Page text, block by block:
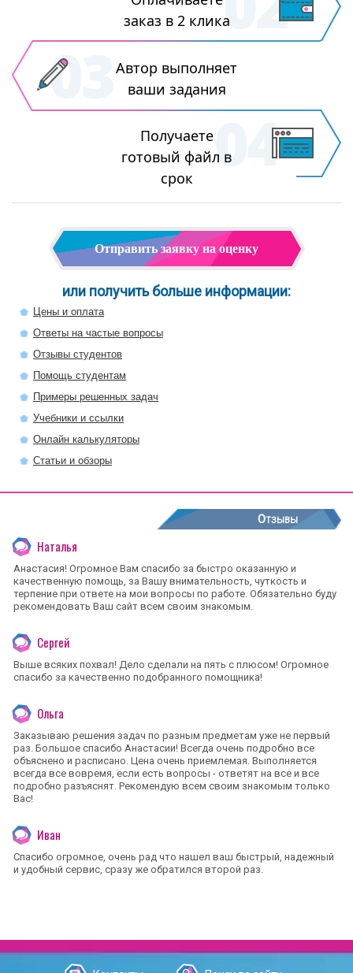
заказ в 2 клика
Автор выполняет
ваши задания
Получаете
готовый файл в
срок
Отправить заявку на оценку
или получить больше информации:
Цены и оплата
Ответы на частые вопросы
Отзывы студентов
Помощь студентам
Примеры решенных задач
Учебники и ссылки
Онлайн калькуляторы
Статьи и обзоры
Отзывы
Наталья
Анастасия! Огромное Вам спасибо за быстро оказанную и
качественную помощь, за Вашу внимательность, чуткость и
терпение при ответе на мои вопросы по работе. Обязательно буду
рекомендовать Ваш сайт всем своим знакомым.
Сергей
Выше всяких похвал! Дело сделали на пять с плюсом! Огромное
спасибо за качественно подобранного помощника!
Ольга
Заказываю решения задач по разным предметам уже не первый
раз. Большое спасибо Анастасии! Всегда очень подробно все
объяснено и расписано. Цена очень приемлемая. Выполняется
всегда все вовремя, если есть вопросы - ответят на все и все
подробно разъяснят. Рекомендую всем своим знакомым только
Вас!
Иван
Спасибо огромное, очень рад что нашел ваш быстрый, надежный
и удобный сервис, сразу же обратился второй раз.